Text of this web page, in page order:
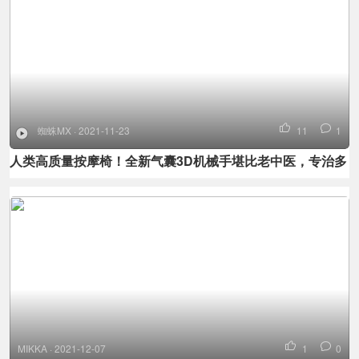
蜘蛛MX · 2021-11-23 11 1
人类高质量按摩椅！全新气囊3D机械手堪比老中医，专治多
MIKKA · 2021-12-07 1 0